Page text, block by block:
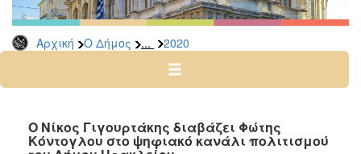
Αρχική Ο Δήμος ... 2020
Αρχείο
2026
2024
2022
Ο Νίκος Γιγουρτάκης διαβάζει Φώτης
Κόντογλου στο ψηφιακό κανάλι πολιτισμού